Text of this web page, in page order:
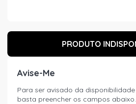
PRODUTO
Avise-Me
Para ser avisado da
basta preencher os campos abaixo.